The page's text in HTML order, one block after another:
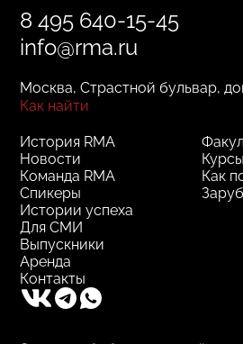
8 495 640-15-45
info@rma.ru
Москва, Страстной бульвар,
Как найти
Курсы
Как
История RMA
Новости
Команда RMA
Спикеры
Истории успеха
Для СМИ
Выпускники
Аренда
Контакты